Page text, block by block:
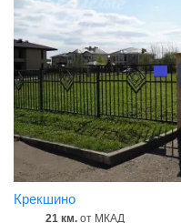
Крекшино
21 км. от МКАД